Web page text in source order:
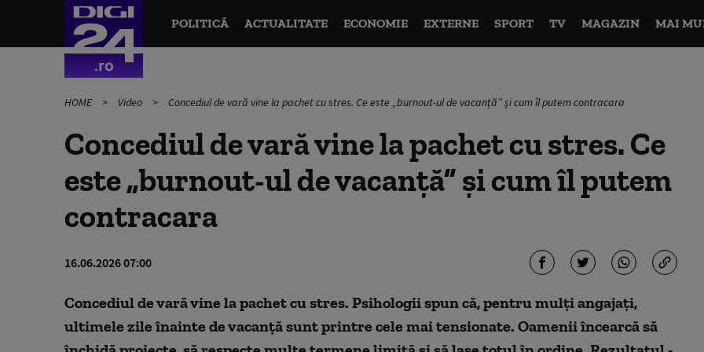
POLITICĂ ACTUALITATE ECONOMIE EXTERNE SPORT TV MAGAZIN MAI
HOME Video Concediul de vară vine la pachet cu stres. Ce este „burnout-ul de vacanță” și cum îl putem contracara
Concediul de vară vine la pachet cu stres. Ce
este „burnout-ul de vacanță” și cum îl putem
contracara
16.06.2026 07:00
Concediul de vară vine la pachet cu stres. Psihologii spun că, pentru mulți angajați,
ultimele zile înainte de vacanță sunt printre cele mai tensionate. Oamenii încearcă să